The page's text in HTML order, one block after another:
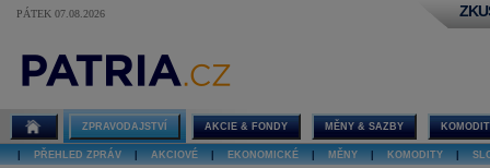
PÁTEK 07.08.2026
ZPRAVODAJSTVÍ AKCIE & FONDY MĚNY & SAZBY
PŘEHLED ZPRÁV AKCIOVÉ EKONOMICKÉ MĚNY KOMODITY